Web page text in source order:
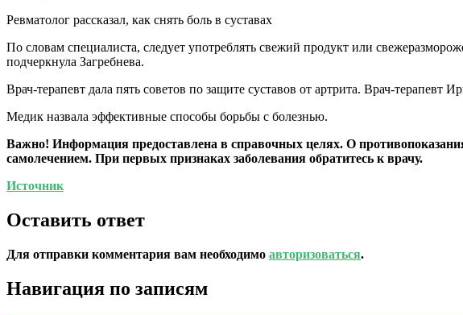
Ревматолог рассказал, как снять боль в суставах
По словам специалиста, следует употреблять свежий продукт или
подчеркнула Загребнева.
Врач-терапевт дала пять советов по защите суставов от артрита. Врач-
Медик назвала эффективные способы борьбы с болезнью.
Важно! Информация предоставлена в справочных целях. О
самолечением. При первых признаках заболевания обратитесь к врачу.
Источник
Оставить ответ
Для отправки комментария вам необходимо авторизоваться.
Навигация по записям